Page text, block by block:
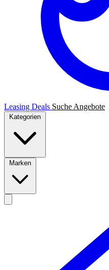
Leasing Deals Suche Angebote
Kategorien
Marken